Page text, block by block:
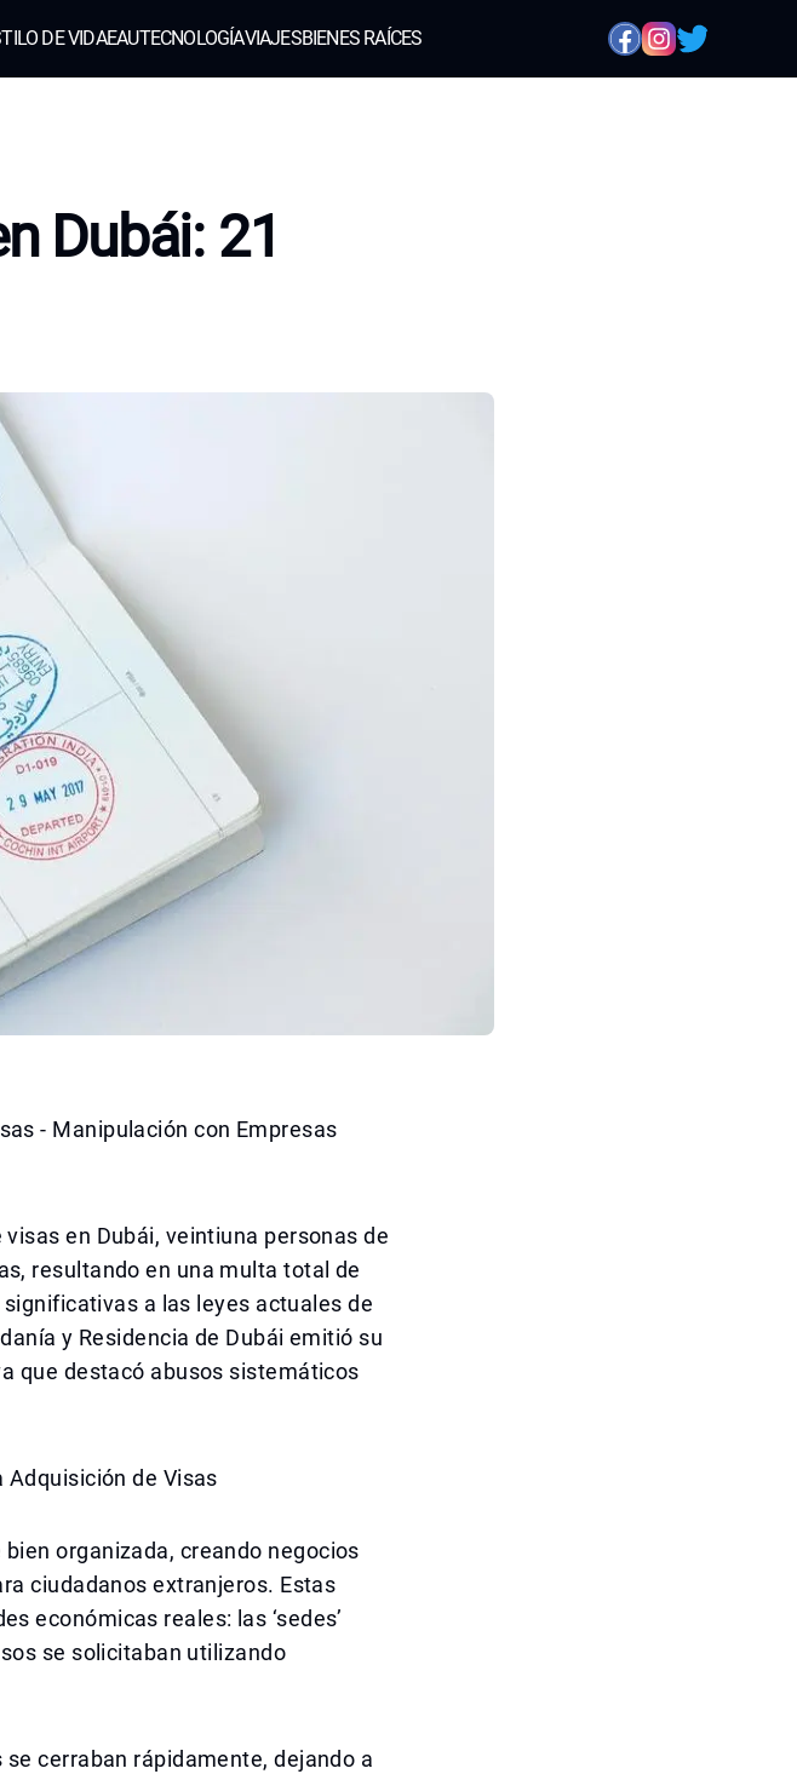
DE VIDAEAUTECNOLOGÍAVIAJESBIENES RAÍCES
Dubái: 21
- Manipulación con Empresas
en Dubái, veintiuna personas de
resultando en una multa total de
a las leyes actuales de
y Residencia de Dubái emitió su
que destacó abusos sistemáticos
Adquisición de Visas
organizada, creando negocios
ciudadanos extranjeros. Estas
económicas reales: las ‘sedes’
se solicitaban utilizando
cerraban rápidamente, dejando a